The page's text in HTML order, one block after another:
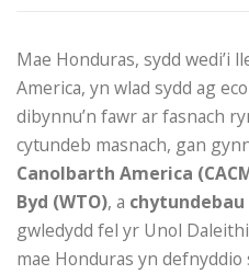
Mae Honduras, sydd wedi’i
America, yn wlad sydd ag
dibynnu’n fawr ar fasnach
cytundeb masnach, gan
Canolbarth America
Byd (WTO), a
gwledydd fel yr Unol
mae Honduras yn